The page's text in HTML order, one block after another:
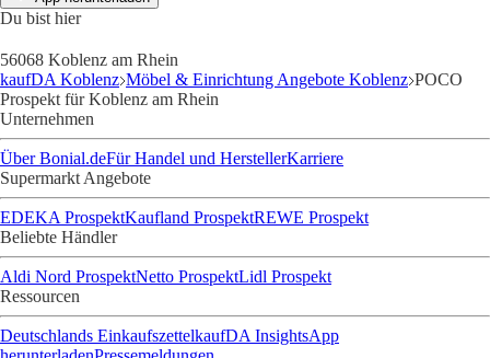
Du bist hier
56068 Koblenz am Rhein
kaufDA Koblenz Möbel & Einrichtung Angebote Koblenz POCO
Prospekt für Koblenz am Rhein
Unternehmen
Über Bonial.deFür Handel und HerstellerKarriere
Supermarkt Angebote
EDEKA ProspektKaufland ProspektREWE Prospekt
Beliebte Händler
Aldi Nord ProspektNetto ProspektLidl Prospekt
Ressourcen
Deutschlands EinkaufszettelkaufDA InsightsApp